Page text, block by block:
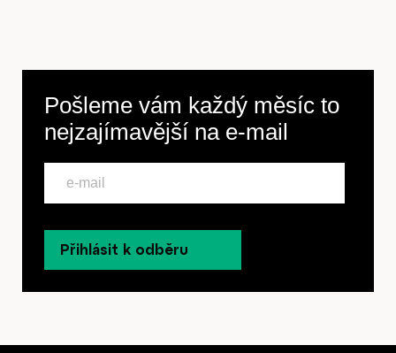
Pošleme vám každý měsíc to
nejzajímavější na e-mail
Přihlásit k odběru